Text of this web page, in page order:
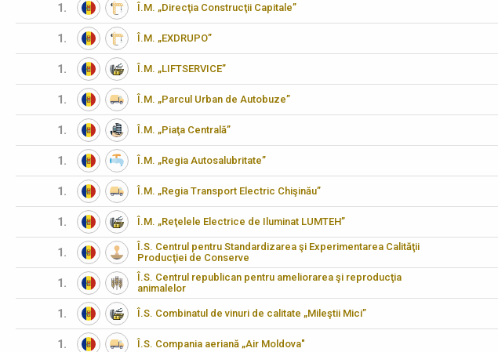
1. Î.M. „Direcţia Construcţii Capitale”
1. Î.M. „EXDRUPO”
1. Î.M. „LIFTSERVICE”
1. Î.M. „Parcul Urban de Autobuze”
1. Î.M. „Piaţa Centrală”
1. Î.M. „Regia Autosalubritate”
1. Î.M. „Regia Transport Electric Chişinău”
1. Î.M. „Reţelele Electrice de Iluminat LUMTEH”
1.
Î.S. Centrul pentru Standardizarea şi Experimentarea Calităţii
Producţiei de Conserve
1.
Î.S. Centrul republican pentru ameliorarea şi reproducţia
animalelor
1. Î.S. Combinatul de vinuri de calitate „Mileştii Mici”
1. Î.S. Compania aeriană „Air Moldova"